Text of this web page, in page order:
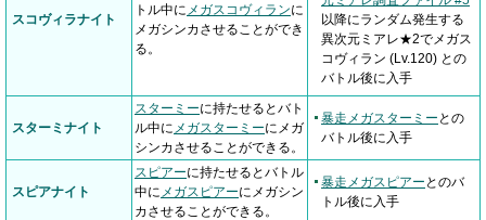
スコヴィラナイト
トル中に メガスコヴィランに
メガシンカさせることができ
る。
以降にランダム発生する
異次元ミアレ★2でメガス
コヴィラン (Lv.120) との
バトル後に入手
スターミナイト
スターミーに持たせるとバト
ル中に メガスターミーにメガ
シンカさせることができる。
暴走メガスターミー との
バトル後に入手
スピアナイト
スピアーに持たせるとバトル
中に メガスピアーにメガシン
カさせることができる。
暴走メガスピアー とのバ
トル後に入手